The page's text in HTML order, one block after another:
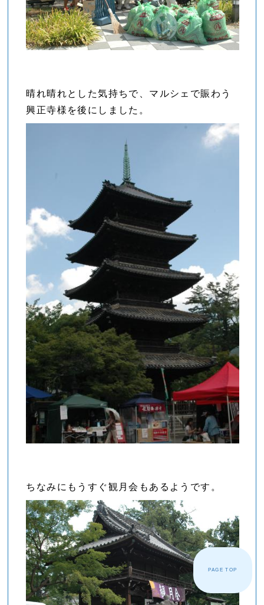
晴れ晴れとした気持ちで、マルシェで賑わう
興正寺様を後にしました。
ちなみにもうすぐ観月会もあるようです。
PAGE TOP